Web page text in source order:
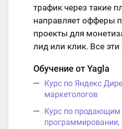
трафик через такие
направляет офферы
проекты для
лид или клик. Все
Обучение от Yagla
Курс по Яндекс
маркетологов
Курс по продающим
программировании,